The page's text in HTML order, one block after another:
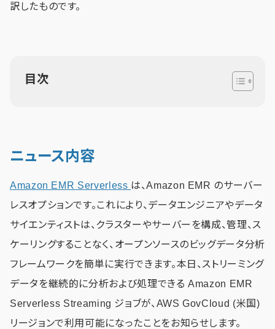
訳したものです。
目次
ニュース内容
Amazon EMR Serverless は、Amazon EMR のサーバー
レスオプションです。これにより、データエンジニアやデータ
サイエンティストは、クラスターやサーバーを構成、管理、ス
ケーリングすることなく、オープンソースのビッグデータ分析
フレームワークを簡単に実行できます。本日、ストリーミング
データを継続的に分析および処理できる Amazon EMR
Serverless Streaming ジョブが、AWS GovCloud (米国)
リージョンで利用可能になったことをお知らせします。